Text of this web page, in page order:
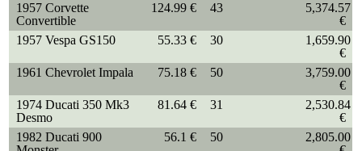
1957 Corvette
Convertible
124.99 € 43
5,374.57
€
1957 Vespa GS150
55.33 € 30
1,659.90
€
1961 Chevrolet Impala
75.18 € 50
3,759.00
€
1974 Ducati 350 Mk3
Desmo
81.64 € 31
2,530.84
€
1982 Ducati 900
56.1 € 50
2,805.00